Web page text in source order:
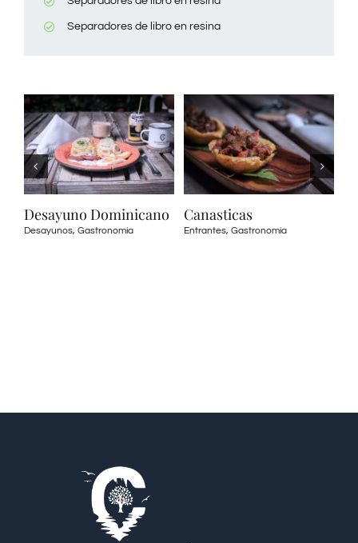
Separadores de libro en resina
Desayuno Dominicano
Desayunos, Gastronomia
Canasticas
Entrantes, Gastronomia